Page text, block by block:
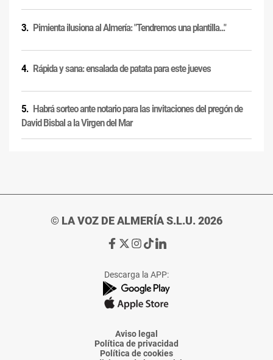
Pimienta ilusiona al Almería: "Tendremos una plantilla..."
Rápida y sana: ensalada de patata para este jueves
Habrá sorteo ante notario para las invitaciones del pregón de
David Bisbal a la Virgen del Mar
© LA VOZ DE ALMERÍA S.L.U. 2026
Ir
de
La
Voz
Almería
Ir
de
La
Voz
Almería
Ir
de
La
Voz
Almería
Ir
de
La
Voz
Almería
Ir
de
La
Voz
Descarga la APP:
Aviso legal
Política de privacidad
Política de cookies